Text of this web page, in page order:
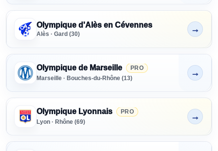
Olympique d'Alès en Cévennes
Alès · Gard (30)
Non indiqué
→
Olympique de Marseille
PRO
Marseille · Bouches-du-Rhône (13)
Non indiqué
→
Olympique Lyonnais
PRO
Lyon · Rhône (69)
Non indiqué
→